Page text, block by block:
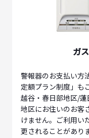
ガ
警報器のお支払い方
定額プラン制度」も
越谷・春日部地区/
地区にお住いのお客
けません。ご利用い
更されることがあり